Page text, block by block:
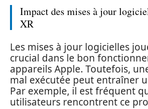
Impact des mises à jour
XR
Les mises à jour logicielles
crucial dans le bon
appareils Apple. Toutefois,
mal exécutée peut entraîner
Par exemple, il est fréquent
utilisateurs rencontrent ce